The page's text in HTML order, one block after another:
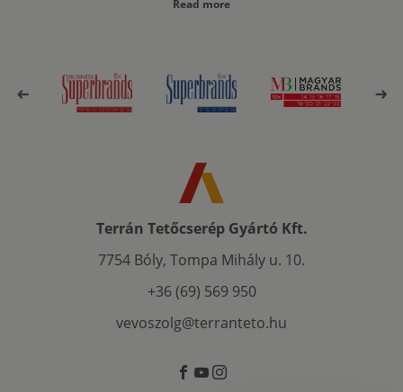
Read more
Terrán Tetőcserép Gyártó Kft.
7754 Bóly, Tompa Mihály u. 10.
+36 (69) 569 950
vevoszolg@terranteto.hu